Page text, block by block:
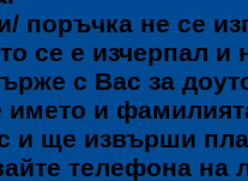
поръчка не се
се е изчерпал
с Вас за
и
и ще извърши
телефона на